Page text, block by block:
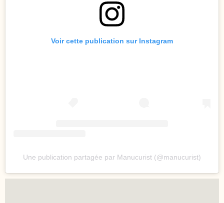
Voir cette publication sur Instagram
Une publication partagée par Manucurist (@manucurist)